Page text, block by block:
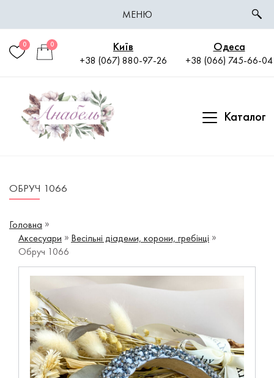
МЕНЮ
Київ
+38 (067) 880-97-26
Одеса
+38 (066) 745-66-04
0 0
Каталог
ОБРУЧ 1066
Головна
Аксесуари
Весільні діадеми, корони, гребінці
Обруч 1066